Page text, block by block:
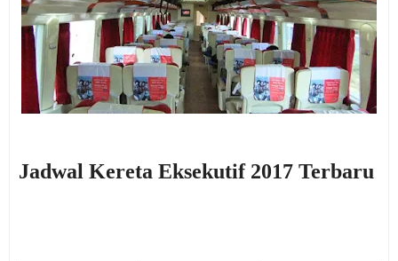
Jadwal Kereta Eksekutif 2017 Terbaru